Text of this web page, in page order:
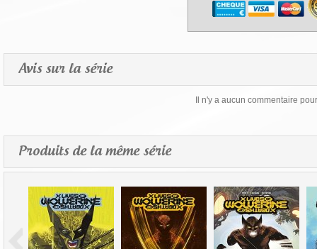
Avis sur la série
Il n'y a aucun commentaire
Produits de la même série